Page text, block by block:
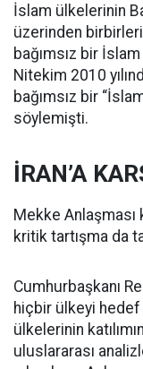
İslam ülkelerinin
üzerinden
bağımsız bir
Nitekim 2010
bağımsız bir
söylemişti.
İRAN’A
Mekke Anlaşması
kritik tartışma da
Cumhurbaşkanı
hiçbir ülkeyi hedef
ülkelerinin
uluslararası